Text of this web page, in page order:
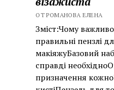
ОТ РОМАНОВА ЕЛЕНА
Зміст:Чому
правильні пензлі
макіяжуБазовий
справді
призначення